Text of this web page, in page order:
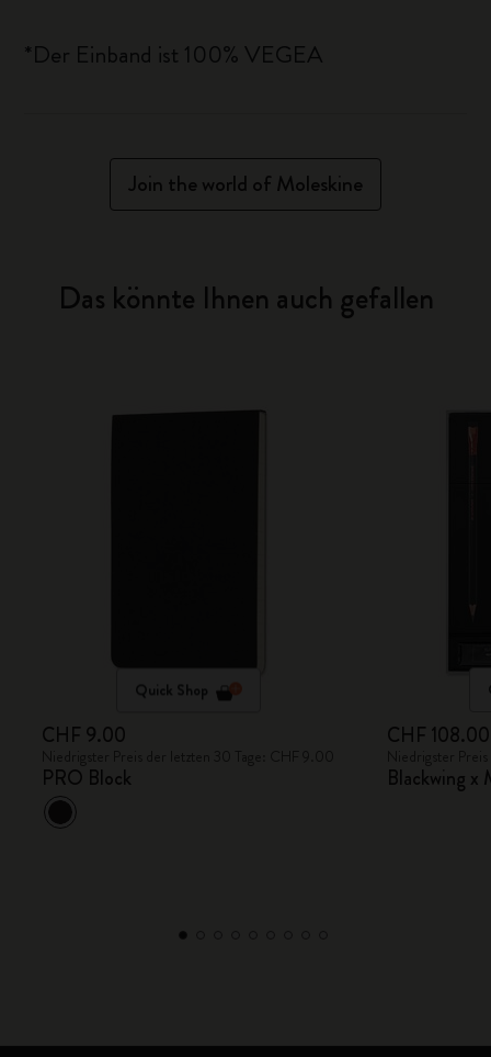
*Der Einband ist 100% VEGEA
Join the world of Moleskine
Das könnte Ihnen auch gefallen
Quick Shop
CHF 9.00
PRO Block
CHF 108.00
Blackwing x